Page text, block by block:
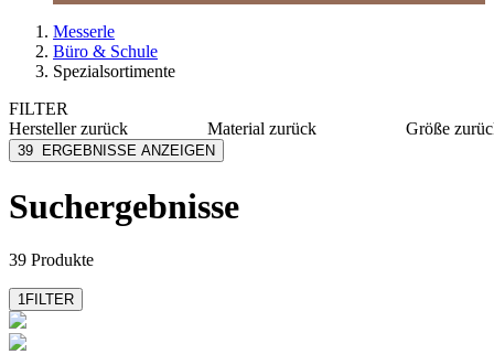
Messerle
Büro & Schule
Spezialsortimente
FILTER
Herstellerzurück
Avery Zweckform
Decoris
Everlands
mehr anzeigen
Material zurück
Holz
Größe
39 ERGEBNISSE ANZEIGEN
Suchergebnisse
39 Produkte
1FILTER